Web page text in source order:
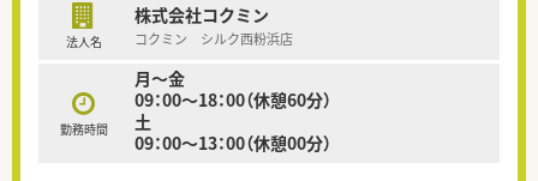
法人名
株式会社コクミン
コクミン シルク西粉浜店
勤務時間
月～金
09：00～18：00（休憩60分）
土
09：00～13：00（休憩00分）